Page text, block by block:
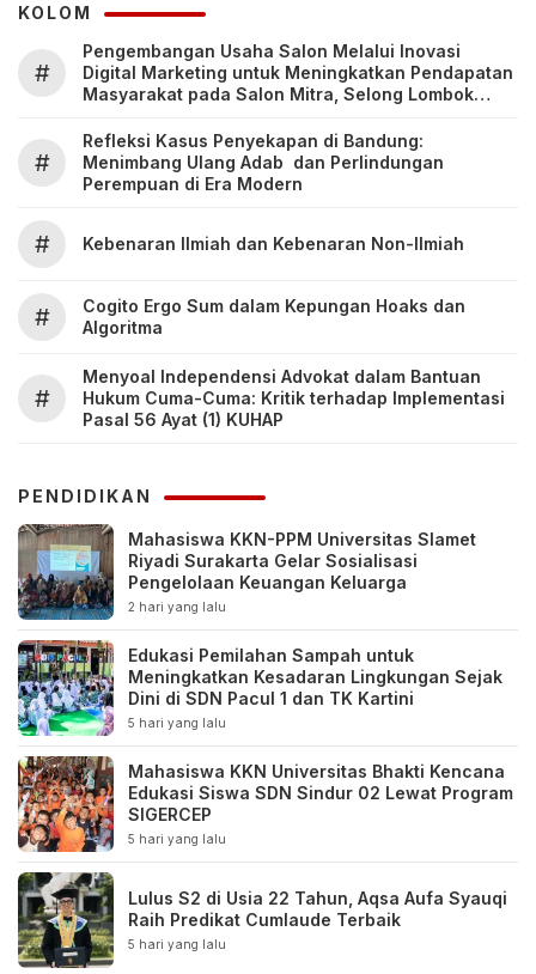
KOLOM
#
Pengembangan Usaha Salon Melalui Inovasi
Digital Marketing untuk Meningkatkan Pendapatan
Masyarakat pada Salon Mitra, Selong Lombok
#
Refleksi Kasus Penyekapan di Bandung:
Menimbang Ulang Adab dan Perlindungan
Perempuan di Era Modern
# Kebenaran Ilmiah dan Kebenaran Non-Ilmiah
#
Cogito Ergo Sum dalam Kepungan Hoaks dan
Algoritma
#
Menyoal Independensi Advokat dalam Bantuan
Hukum Cuma-Cuma: Kritik terhadap Implementasi
Pasal 56 Ayat (1) KUHAP
PENDIDIKAN
Mahasiswa KKN-PPM Universitas Slamet
Riyadi Surakarta Gelar Sosialisasi
Pengelolaan Keuangan Keluarga
2 hari yang lalu
Edukasi Pemilahan Sampah untuk
Meningkatkan Kesadaran Lingkungan Sejak
Dini di SDN Pacul 1 dan TK Kartini
5 hari yang lalu
Mahasiswa KKN Universitas Bhakti Kencana
Edukasi Siswa SDN Sindur 02 Lewat Program
SIGERCEP
5 hari yang lalu
Lulus S2 di Usia 22 Tahun, Aqsa Aufa Syauqi
Raih Predikat Cumlaude Terbaik
5 hari yang lalu